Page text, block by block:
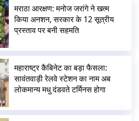
मराठा आरक्षण: मनोज जरांगे ने खत्म
किया अनशन, सरकार के 12 सूत्रीय
प्रस्ताव पर बनी सहमति
महाराष्ट्र कैबिनेट का बड़ा फैसला:
सावंतवाड़ी रेलवे स्टेशन का नाम अब
लोकमान्य मधु दंडवते टर्मिनस होगा